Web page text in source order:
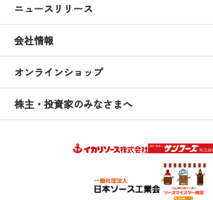
ニュースリリース
会社情報
オンラインショップ
株主・投資家のみなさまへ